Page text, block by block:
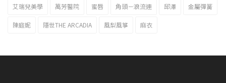
艾瑞兒美學 萬芳醫院 蜜唇 角頭－浪流連 邱澤 金屬彈簧
陳庭妮 隱世THE ARCADIA 風梨風箏 麻衣